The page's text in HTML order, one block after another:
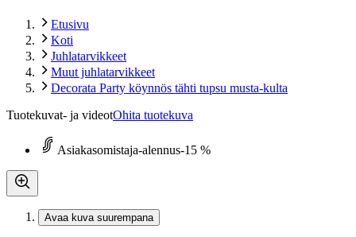
Etusivu
Koti
Juhlatarvikkeet
Muut juhlatarvikkeet
Decorata Party köynnös tähti tupsu musta-kulta
Tuotekuvat- ja videotOhita tuotekuva
Asiakasomistaja-alennus-15 %
Avaa kuva suurempana